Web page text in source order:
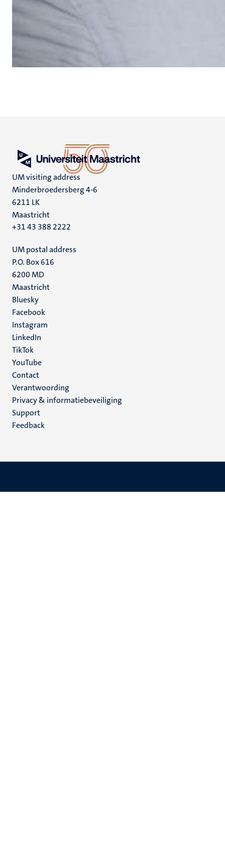
UM visiting address
Minderbroedersberg 4-6
6211 LK
Maastricht
+31 43 388 2222
UM postal address
P.O. Box 616
6200 MD
Maastricht
Social
media
Bluesky
Facebook
Instagram
LinkedIn
TikTok
YouTube
Menu
footer
(NL)
Contact
Verantwoording
Privacy & informatiebeveiliging
Support
Feedback